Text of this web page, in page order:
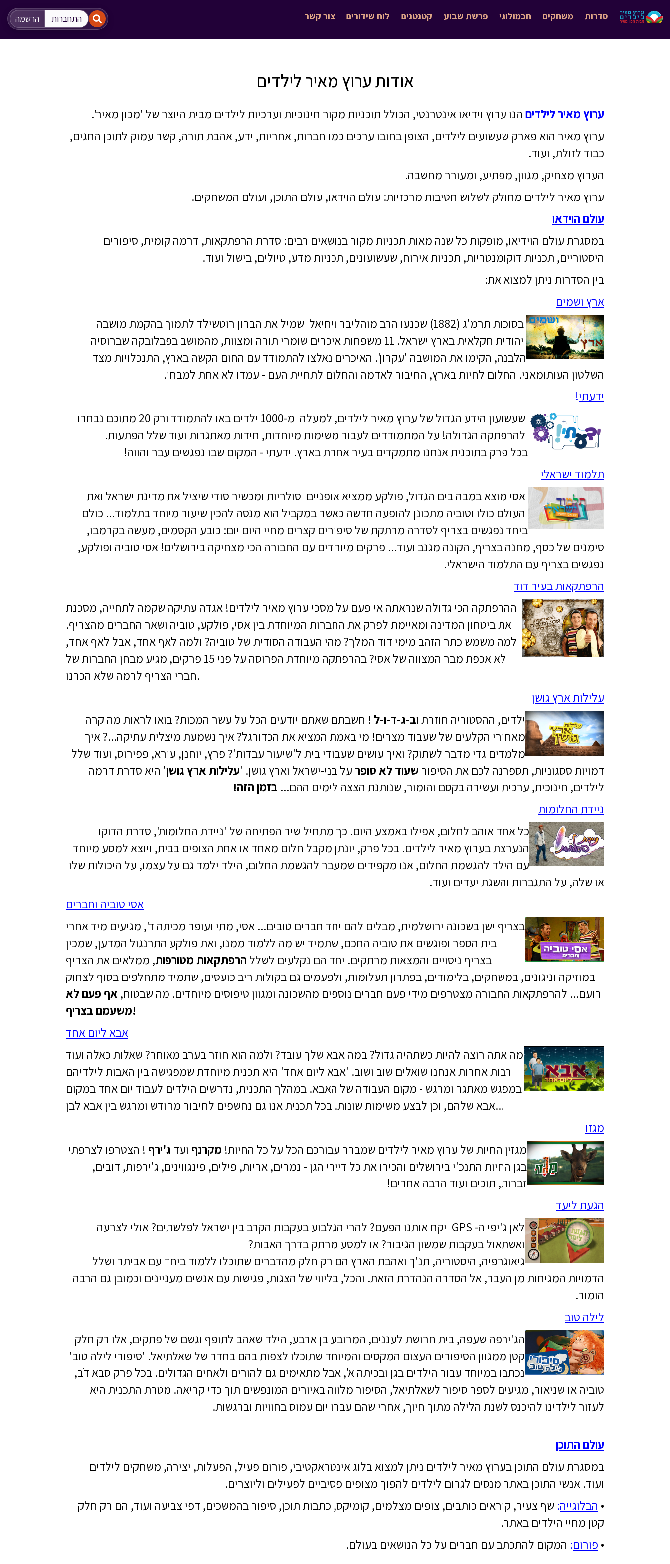
התחברות הרשמה צור קשר לוח שידורים קטנטנים פרשת שבוע חכמולוגי משחקים סדרות
אודות ערוץ מאיר לילדים
ערוץ מאיר לילדים הנו ערוץ וידיאו אינטרנטי, הכולל תוכניות מקור חינוכיות וערכיות לילדים מבית היוצר של 'מכון מאיר'.
ערוץ מאיר הוא פארק שעשועים לילדים, הצופן בחובו ערכים כמו חברות, אחריות, ידע, אהבת תורה, קשר עמוק לתוכן החגים,
כבוד לזולת, ועוד.
הערוץ מצחיק, מגוון, מפתיע, ומעורר מחשבה.
ערוץ מאיר לילדים מחולק לשלוש חטיבות מרכזיות: עולם הוידאו, עולם התוכן, ועולם המשחקים.
עולםהוידאו
במסגרת עולם הוידיאו, מופקות כל שנה מאות תכניות מקור בנושאים רבים: סדרת הרפתקאות, דרמה קומית, סיפורים
היסטוריים, תכניות דוקומנטריות, תכניות אירוח, שעשועונים, תכניות מדע, טיולים, בישול ועוד.
בין הסדרות ניתן למצוא את:
ארץ ושמים
בסוכות תרמ'ג (1882) שכנעו הרב מוהליבר ויחיאל שמיל את הברון רוטשילד לתמוך בהקמת מושבה
יהודית חקלאית בארץ ישראל. 11 משפחות איכרים שומרי תורה ומצוות, מהמושב בפבלובקה שברוסיה
הלבנה, הקימו את המושבה 'עקרון'. האיכרים נאלצו להתמודד עם החום הקשה בארץ, התנכלויות מצד
השלטון העותומאני. החלום לחיות בארץ, החיבור לאדמה והחלום לתחיית העם - עמדו לא אחת למבחן.
ידעתי!
שעשועון הידע הגדול של ערוץ מאיר לילדים, למעלה מ-1000 ילדים באו להתמודד ורק 20 מתוכם נבחרו
להרפתקה הגדולה! על המתמודדים לעבור משימות מיוחדות, חידות מאתגרות ועוד שלל הפתעות.
בכל פרק בתוכנית אנחנו מתמקדים בעיר אחרת בארץ. ידעתי - המקום שבו נפגשים עבר והווה!
תלמוד ישראלי
אסי מוצא במבה בים הגדול, פולקע ממציא אופניים סולריות ומכשיר סודי שיציל את מדינת ישראל ואת
העולם כולו וטוביה מתכונן להופעה חדשה כאשר במקביל הוא מנסה להכין שיעור מיוחד בתלמוד... כולם
ביחד נפגשים בצריף לסדרה מרתקת של סיפורים קצרים מחיי היום יום: כובע הקסמים, מעשה בקרמבו,
סימנים של כסף, מחנה בצריף, הקונה מגנב ועוד... פרקים מיוחדים עם החבורה הכי מצחיקה בירושלים! אסי טוביה ופולקע,
נפגשים בצריף עם התלמוד הישראלי.
הרפתקאות בעיר דוד
ההרפתקה הכי גדולה שנראתה אי פעם על מסכי ערוץ מאיר לילדים! אגדה עתיקה שקמה לתחייה, מסכנת
את ביטחון המדינה ומאיימת לפרק את החברות המיוחדת בין אסי, פולקע, טוביה ושאר החברים מהצריף.
למה משמש כתר הזהב מימי דוד המלך? מהי העבודה הסודית של טוביה? ולמה לאף אחד, אבל לאף אחד,
לא אכפת מבר המצווה של אסי? בהרפתקה מיוחדת הפרוסה על פני 15 פרקים, מגיע מבחן החברות של
חברי הצריף לרמה שלא הכרנו.
עלילות ארץ גושן
ילדים, ההסטוריה חוזרתוב-ג-ד-ו-ל ! חשבתם שאתם יודעים הכל על עשר המכות? בואו לראות מה קרה
מאחורי הקלעים של שעבוד מצרים! מי באמת המציא את הכדורגל? איך נשמעת מיצלית עתיקה...? איך
מלמדים גדי מדבר לשתוק? ואיך עושים שעבודי בית ל'שיעור עבדות'? פרץ, יוחנן, עירא, פפירוס, ועוד שלל
דמויות ססגוניות, תספרנה לכם את הסיפור שעוד לא סופרעל בני-ישראל וארץ גושן. 'עלילות ארץ גושן' היא סדרת דרמה
לילדים, חינוכית, ערכית ועשירה בקסם והומור, שנותנת הצצה לימים ההם... בזמן הזה!
ניידת החלומות
כל אחד אוהב לחלום, אפילו באמצע היום. כך מתחיל שיר הפתיחה של 'ניידת החלומות', סדרת הדוקו
הנערצת בערוץ מאיר לילדים. בכל פרק, יונתן מקבל חלום מאחד או אחת הצופים בבית, ויוצא למסע מיוחד
עם הילד להגשמת החלום, אנו מקפידים שמעבר להגשמת החלום, הילד ילמד גם על עצמו, על היכולות שלו
או שלה, על התגברות והשגת יעדים ועוד.
אסי טוביה וחברים
בצריף ישן בשכונה ירושלמית, מבלים להם יחד חברים טובים... אסי, מתי ועופר מכיתה ד', מגיעים מיד אחרי
בית הספר ופוגשים את טוביה החכם, שתמיד יש מה ללמוד ממנו, ואת פולקע התרנגול המדען, שמכין
בצריף ניסויים והמצאות מרתקים. יחד הם נקלעים לשלל הרפתקאות מטורפות, ממלאים את הצריף
במוזיקה וניגונים, במשחקים, בלימודים, בפתרון תעלומות, ולפעמים גם בקולות ריב כועסים, שתמיד מתחלפים בסוף לצחוק
רועם... להרפתקאות החבורה מצטרפים מידי פעם חברים נוספים מהשכונה ומגוון טיפוסים מיוחדים. מה שבטוח, אף פעם לא
משעמם בצריף!
אבא ליום אחד
מה אתה רוצה להיות כשתהיה גדול? במה אבא שלך עובד? ולמה הוא חוזר בערב מאוחר? שאלות כאלה ועוד
רבות אחרות אנחנו שואלים שוב ושוב. 'אבא ליום אחד' היא תכנית מיוחדת שמפגישה בין האבות לילדיהם
במפגש מאתגר ומרגש - מקום העבודה של האבא. במהלך התכנית, נדרשים הילדים לעבוד יום אחד במקום
אבא שלהם, וכן לבצע משימות שונות. בכל תכנית אנו גם נחשפים לחיבור מחודש ומרגש בין אבא לבן...
מגזו
מגזין החיות של ערוץ מאיר לילדים שמברר עבורכם הכל על כל החיות! מקרנף ועד ג'ירף ! הצטרפו לצרפתי
בגן החיות התנכ'י בירושלים והכירו את כל דיירי הגן - נמרים, אריות, פילים, פינגווינים, ג'ירפות, דובים,
זברות, תוכים ועוד הרבה אחרים!
הגעת ליעד
לאן ג'יפי ה- GPS יקח אותנו הפעם? להרי הגלבוע בעקבות הקרב בין ישראל לפלשתים? אולי לצרעה
ואשתאול בעקבות שמשון הגיבור? או למסע מרתק בדרך האבות?
גיאוגרפיה, היסטוריה, תנ'ך ואהבת הארץ הם רק חלק מהדברים שתוכלו ללמוד ביחד עם אביתר ושלל
הדמויות המגיחות מן העבר, אל הסדרה הנהדרת הזאת. והכל, בליווי של הצגות, פגישות עם אנשים מעניינים וכמובן גם הרבה
הומור.
לילה טוב
הג'ירפה שעפה, בית חרושת לעננים, המרובע בן ארבע, הילד שאהב לתופף וגשם של פתקים, אלו רק חלק
קטן ממגוון הסיפורים העצום המקסים והמיוחד שתוכלו לצפות בהם בחדר של שאלתיאל. 'סיפורי לילה טוב'
נכתבו במיוחד עבור הילדים בגן ובכיתה א', אבל מתאימים גם להורים ולאחים הגדולים. בכל פרק סבא דֹב,
טוביה או שניאור, מגיעים לספר סיפור לשאלתיאל, הסיפור מלווה באיורים המונפשים תוך כדי קריאה. מטרת התכנית היא
לעזור לילדינו להיכנס לשנת הלילה מתוך חיוך, אחרי שהם עברו יום עמוס בחוויות וברגשות.
עולם התוכן
במסגרת עולם התוכן בערוץ מאיר לילדים ניתן למצוא בלוג אינטראקטיבי, פורום פעיל, הפעלות, יצירה, משחקים לילדים
ועוד. אנשי התוכן באתר מנסים לגרום לילדים להפוך מצופים פסיביים לפעילים וליוצרים.
• הבלוגייה: שף צעיר, קוראים כותבים, צופים מצלמים, קומיקס, כתבות תוכן, סיפור בהמשכים, דפי צביעה ועוד, הם רק חלק
קטן מחיי הילדים באתר.
• פורום: המקום להתכתב עם חברים על כל הנושאים בעולם.